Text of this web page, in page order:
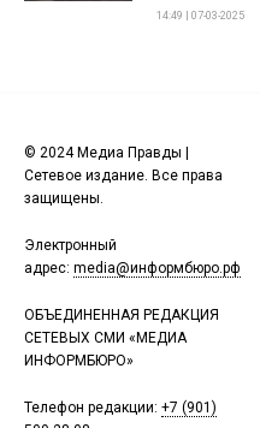
14:49 | 07-03-2025
© 2024 Медиа Правды |
Сетевое издание. Все права
защищены.
Электронный
адрес: media@информбюро.рф
ОБЪЕДИНЕННАЯ РЕДАКЦИЯ
СЕТЕВЫХ СМИ «МЕДИА
ИНФОРМБЮРО»
Телефон редакции: +7 (901)